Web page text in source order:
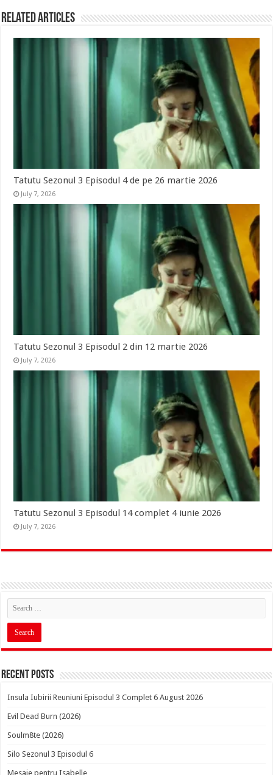
Related Articles
Tatutu Sezonul 3 Episodul 4 de pe 26 martie 2026
July 7, 2026
Tatutu Sezonul 3 Episodul 2 din 12 martie 2026
July 7, 2026
Tatutu Sezonul 3 Episodul 14 complet 4 iunie 2026
July 7, 2026
Recent Posts
Insula Iubirii Reuniuni Episodul 3 Complet 6 August 2026
Evil Dead Burn (2026)
Soulm8te (2026)
Silo Sezonul 3 Episodul 6
Mesaje pentru Isabelle